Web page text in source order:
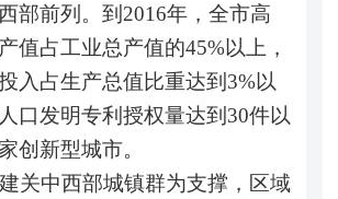
部前列。到2016年，全市高
值占工业总产值的45%以上，
入占生产总值比重达到3%以
口发明专利授权量达到30件以
创新型城市。
中西部城镇群为支撑，区域